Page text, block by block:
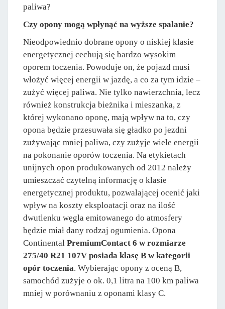
paliwa?
Czy opony mogą wpłynąć na wyższe spalanie?
Nieodpowiednio dobrane opony o niskiej klasie
energetycznej cechują się bardzo wysokim
oporem toczenia. Powoduje on, że pojazd musi
włożyć więcej energii w jazdę, a co za tym idzie –
zużyć więcej paliwa. Nie tylko nawierzchnia, lecz
również konstrukcja bieżnika i mieszanka, z
której wykonano oponę, mają wpływ na to, czy
opona będzie przesuwała się gładko po jezdni
zużywając mniej paliwa, czy zużyje wiele energii
na pokonanie oporów toczenia. Na etykietach
unijnych opon produkowanych od 2012 należy
umieszczać czytelną informację o klasie
energetycznej produktu, pozwalającej ocenić jaki
wpływ na koszty eksploatacji oraz na ilość
dwutlenku węgla emitowanego do atmosfery
będzie miał dany rodzaj ogumienia. Opona
Continental PremiumContact 6 w rozmiarze
275/40 R21 107V posiada klasę B w kategorii
opór toczenia. Wybierając opony z oceną B,
samochód zużyje o ok. 0,1 litra na 100 km paliwa
mniej w porównaniu z oponami klasy C.